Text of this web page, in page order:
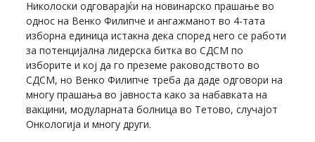
Николоски одговарајќи на новинарско прашање во
однос на Венко Филипче и ангажманот во 4-тата
изборна единица истакна дека според него се работи
за потенцијална лидерска битка во СДСМ по
изборите и кој да го преземе раководството во
СДСМ, но Венко Филипче треба да даде одговори на
многу прашања во јавноста како за набавката на
вакцини, модуларната болница во Тетово, случајот
Онкологија и многу други.